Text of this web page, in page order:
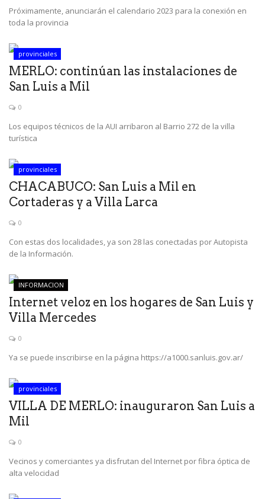
Próximamente, anunciarán el calendario 2023 para la conexión en
toda la provincia
provinciales
MERLO: continúan las instalaciones de
San Luis a Mil
0
Los equipos técnicos de la AUI arribaron al Barrio 272 de la villa
turística
provinciales
CHACABUCO: San Luis a Mil en
Cortaderas y a Villa Larca
0
Con estas dos localidades, ya son 28 las conectadas por Autopista
de la Información.
INFORMACION
Internet veloz en los hogares de San Luis y
Villa Mercedes
0
Ya se puede inscribirse en la página https://a1000.sanluis.gov.ar/
provinciales
VILLA DE MERLO: inauguraron San Luis a
Mil
0
Vecinos y comerciantes ya disfrutan del Internet por fibra óptica de
alta velocidad